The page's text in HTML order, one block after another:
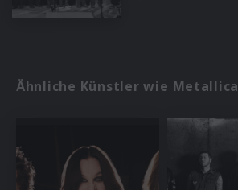
Ähnliche Künstler wie Metallica